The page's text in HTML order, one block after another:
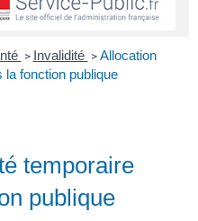
> Invalidité > Allocation
fonction publique
temporaire
publique